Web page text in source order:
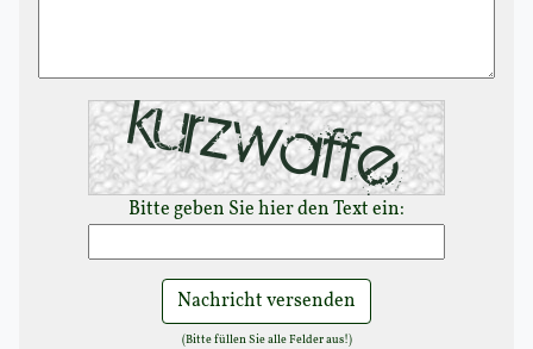
Bitte geben Sie hier den Text ein:
Nachricht versenden
(Bitte füllen Sie alle Felder aus!)